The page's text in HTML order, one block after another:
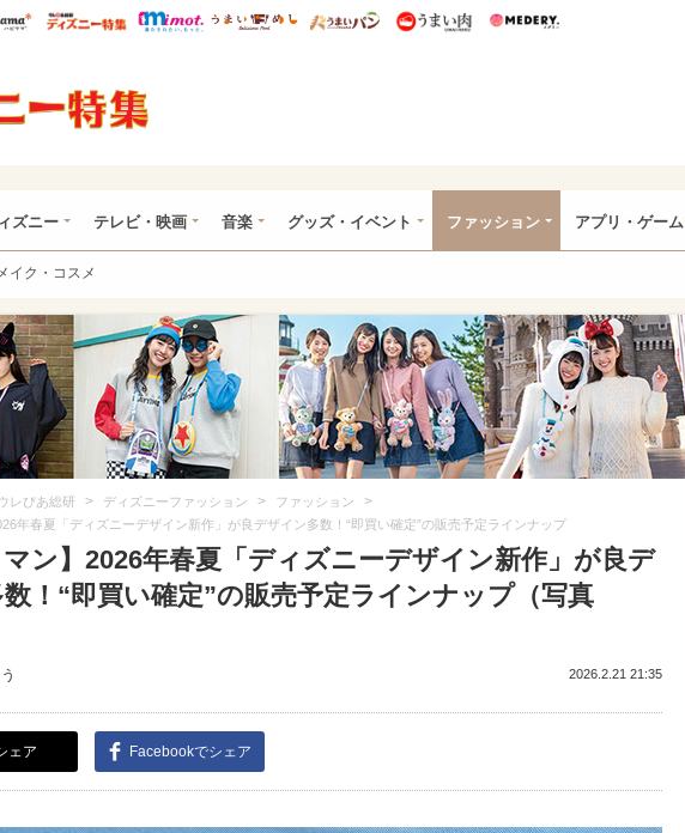
あ総研ハピママ* ウレぴあ総研 ディズニー特集
mimot. うまいめし うまいパン うまい肉
ズニー テレビ・映画 音楽 グッズ・イベント ファッション アプリ・ゲーム
イク・コスメ
レぴあ総研 > ディズニーファッション > ファッション >
年春夏「ディズニーデザイン新作」が良デザイン多数！“即買い確定”の販売予定ラインナップ
マン】2026年春夏「ディズニーデザイン新作」が良デ
！“即買い確定”の販売予定ラインナップ（写真
2026.2.21 21:35
ェア Facebookでシェア